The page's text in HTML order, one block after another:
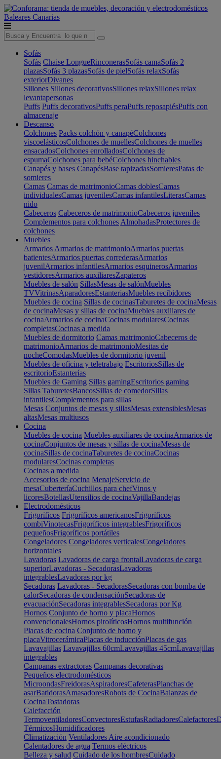
Baleares Canarias
Sofás
Sofás Chaise LongueRinconerasSofás camaSofás 2
plazasSofás 3 plazasSofás de pielSofás relaxSofás
exteriorDivanes
Sillones Sillones decorativosSillones relaxSillones relax
levantapersonas
Puffs Puffs decorativosPuffs peraPuffs reposapiésPuffs con
almacenaje
Descanso
Colchones Packs colchón y canapéColchones
viscoelásticosColchones de muellesColchones de muelles
ensacadosColchones enrolladosColchones de
espumaColchones para bebéColchones hinchables
Canapés y bases CanapésBase tapizadasSomieresPatas de
somieres
Camas Camas de matrimonioCamas doblesCamas
individualesCamas juvenilesCamas infantilesLiterasCamas
nido
Cabeceros Cabeceros de matrimonioCabeceros juveniles
Complementos para colchones AlmohadasProtectores de
colchones
Muebles
Armarios Armarios de matrimonioArmarios puertas
batientesArmarios puertas correderasArmarios
juvenilArmarios infantilesArmarios esquinerosArmarios
vestidoresArmarios auxiliaresZapateros
Muebles de salón SillasMesas de salónMuebles
TVVitrinasAparadoresEstanteriasMuebles recibidores
Muebles de cocina Sillas de cocinasTaburetes de cocinaMesas
de cocinaMesas y sillas de cocinaMuebles auxiliares de
cocinaArmarios de cocinaCocinas modularesCocinas
completasCocinas a medida
Muebles de dormitorio Camas matrimonioCabeceros de
matrimonioArmarios de matrimonioMesitas de
nocheComodasMuebles de dormitorio juvenil
Muebles de oficina y teletrabajo EscritoriosSillas de
escritorioEstanterías
Muebles de Gaming Sillas gamingEscritorios gaming
Sillas TaburetesBancosSillas de comedorSillas
infantilesComplementos para sillas
Mesas Conjuntos de mesas y sillasMesas extensiblesMesas
altasMesas multiusos
Cocina
Muebles de cocina Muebles auxiliares de cocinaArmarios de
cocinaConjuntos de mesas y sillas de cocinaMesas de
cocinaSillas de cocinaTaburetes de cocinaCocinas
modularesCocinas completas
Cocinas a medida
Accesorios de cocina MenajeServicio de
mesaCuberteríaCuchillos para chefVinos y
licoresBotellasUtensilios de cocinaVajillaBandejas
Electrodomésticos
Frigoríficos Frigoríficos americanosFrigoríficos
combiVinotecasFrigoríficos integrablesFrigoríficos
pequeñosFrigoríficos portátiles
Congeladores Congeladores verticalesCongeladores
horizontales
Lavadoras Lavadoras de carga frontalLavadoras de carga
superiorLavadoras - SecadorasLavadoras
integrablesLavadoras por kg
Secadoras Lavadoras - SecadorasSecadoras con bomba de
calorSecadoras de condensaciónSecadoras de
evacuaciónSecadoras integrablesSecadoras por Kg
Hornos Conjunto de horno y placaHornos
convencionalesHornos pirolíticosHornos multifunción
Placas de cocina Conjunto de horno y
placaVitrocerámicaPlacas de inducciónPlacas de gas
Lavavajillas Lavavajillas 60cmLavavajillas 45cmLavavajillas
integrables
Campanas extractoras Campanas decorativas
Pequeños electrodomésticos
MicroondasFreidorasAspiradoresCafeterasPlanchas de
asarBatidorasAmasadoresRobots de CocinaBalanzas de
CocinaTostadoras
Calefacción
TermoventiladoresConvectoresEstufasRadiadoresCalefactores
TérmicosHumidificadores
Climatización Ventiladores Aire acondicionado
Calentadores de agua Termos eléctricos
Belleza y salud Cuidado de los hombresCuidado